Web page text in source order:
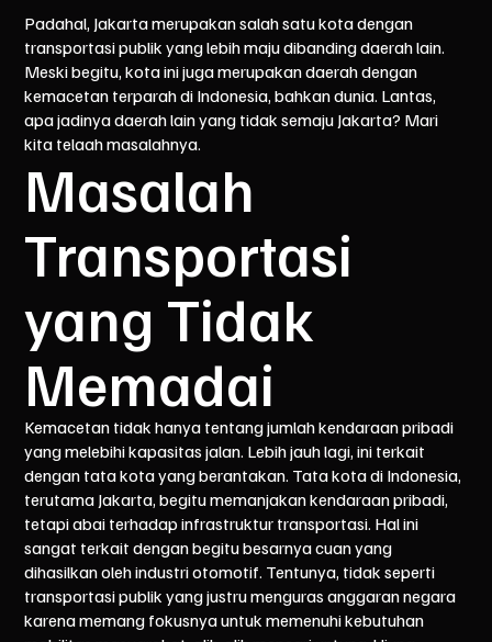
Padahal, Jakarta merupakan salah satu kota dengan
transportasi publik yang lebih maju dibanding daerah lain.
Meski begitu, kota ini juga merupakan daerah dengan
kemacetan terparah di Indonesia, bahkan dunia. Lantas,
apa jadinya daerah lain yang tidak semaju Jakarta? Mari
kita telaah masalahnya.
Masalah
Transportasi
yang Tidak
Memadai
Kemacetan tidak hanya tentang jumlah kendaraan pribadi
yang melebihi kapasitas jalan. Lebih jauh lagi, ini terkait
dengan tata kota yang berantakan. Tata kota di Indonesia,
terutama Jakarta, begitu memanjakan kendaraan pribadi,
tetapi abai terhadap infrastruktur transportasi. Hal ini
sangat terkait dengan begitu besarnya cuan yang
dihasilkan oleh industri otomotif. Tentunya, tidak seperti
transportasi publik yang justrumenguras anggaran negara
karena memang fokusnya untuk memenuhi kebutuhan